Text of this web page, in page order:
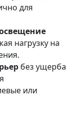
для
нагрузку на
без ущерба
или